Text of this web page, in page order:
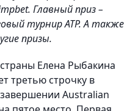
Главный приз –
турнир ATP. А также
призы.
Елена Рыбакина
третью строчку в
Australian